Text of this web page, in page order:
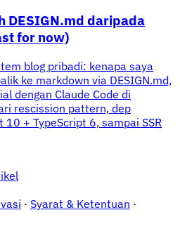
DESIGN.md daripada
for now)
blog pribadi: kenapa saya
ke markdown via DESIGN.md,
dengan Claude Code di
rescission pattern, dep
+ TypeScript 6, sampai SSR
· Syarat & Ketentuan ·